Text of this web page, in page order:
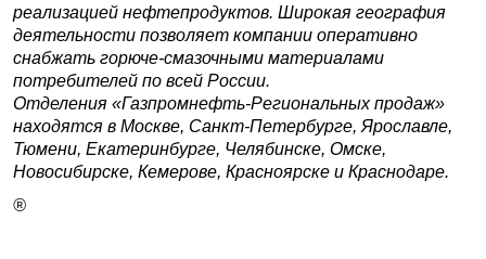
реализацией нефтепродуктов. Широкая география
деятельности позволяет компании оперативно
снабжать горюче-смазочными материалами
потребителей по всей России.
Отделения «Газпромнефть-Региональных продаж»
находятся в Москве, Санкт-Петербурге, Ярославле,
Тюмени, Екатеринбурге, Челябинске, Омске,
Новосибирске, Кемерове, Красноярске и Краснодаре.
®